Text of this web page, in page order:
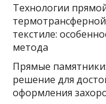
Технологии
текстиле:
метода
Прямые памятники:
решение для
оформления